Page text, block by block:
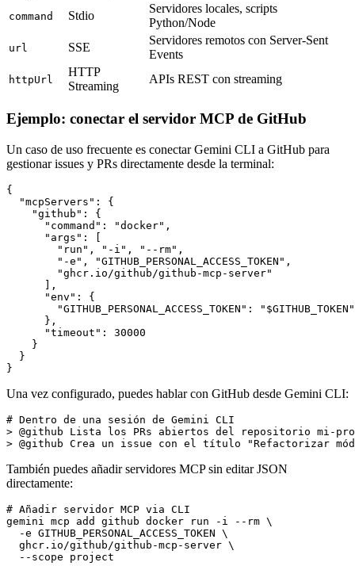
command Stdio
Servidores locales, scripts
Python/Node
url SSE
Servidores remotos con Server-Sent
Events
httpUrl
HTTP
Streaming
APIs REST con streaming
Ejemplo: conectar el servidor MCP de GitHub
Un caso de uso frecuente es conectar Gemini CLI a GitHub para
gestionar issues y PRs directamente desde la terminal:
{
  "mcpServers": {
    "github": {
      "command": "docker",
      "args": [
        "run", "-i", "--rm",
        "-e", "GITHUB_PERSONAL_ACCESS_TOKEN",
        "ghcr.io/github/github-mcp-server"
      ],
      "env": {
        "GITHUB_PERSONAL_ACCESS_TOKEN": "$GITHUB_TOKEN"
      },
      "timeout": 30000
    }
  }
Una vez configurado, puedes hablar con GitHub desde Gemini CLI:
# Dentro de una sesión de Gemini CLI
> @github Lista los PRs abiertos del repositorio mi-
También puedes añadir servidores MCP sin editar JSON
directamente:
# Añadir servidor MCP via CLI
gemini mcp add github docker run -i --rm \
  -e GITHUB_PERSONAL_ACCESS_TOKEN \
  ghcr.io/github/github-mcp-server \
  --scope project